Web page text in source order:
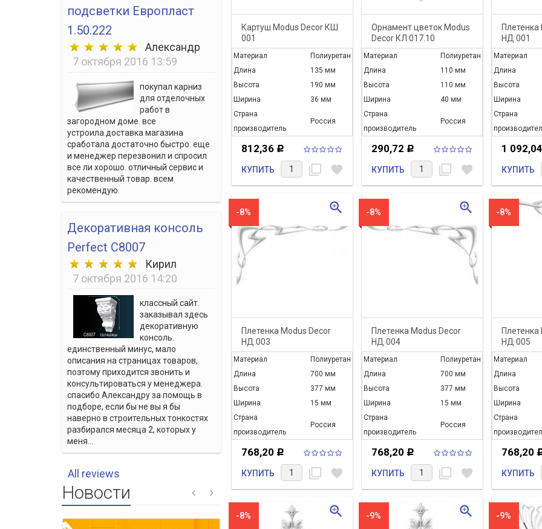
подсветки Европласт
1.50.222
Александр
7 октября 2016 13:59
покупал карниз
для отделочных
работ в
загородном доме. все
устроила.доставка магазина
сработала достаточно быстро. еще
и менеджер перезвонил и спросил
все ли хорошо. отличный сервис и
качественный товар. всем
рекомендую.
Декоративная консоль
Perfect C8007
Кирил
7 октября 2016 14:20
классный сайт.
заказывал здесь
декоративную
консоль.
единственный минус, мало
описания на страницах товаров,
поэтому приходится звонить и
консультироваться у менеджера.
спасибо Александру за помощь в
подборе, если бы не вы я бы
наверно в строительных тонкостях
разбирался месяца 2, которых у
меня...
All reviews
Новости
Картуш Modus Decor КШ
001
Материал
Полиуретан
Длина
135 мм
Высота
190 мм
Ширина
36 мм
Страна
производитель
Россия
812,36 Р
КУПИТЬ filter_none favorite
Орнамент цветок Modus
Decor КЛ 017.10
Материал
Полиуретан
Длина
110 мм
Высота
110 мм
Ширина
40 мм
Страна
производитель
Россия
290,72 Р
КУПИТЬ filter_none favorite
Плетенка
НД 001
Материал
Длина
Высота
Ширина
Страна
1 092,04
КУПИТЬ
-8%
Плетенка Modus Decor
НД 003
Материал
Полиуретан
Длина
700 мм
Высота
377 мм
Ширина
15 мм
Страна
производитель
Россия
768,20 Р
КУПИТЬ filter_none favorite
zoom_in -8%
Плетенка Modus Decor
НД 004
Материал
Полиуретан
Длина
700 мм
Высота
377 мм
Ширина
15 мм
Страна
производитель
Россия
768,20 Р
КУПИТЬ filter_none favorite
zoom_in -8%
Плетенка
НД 005
Материал
Длина
Высота
Ширина
Страна
768,20
КУПИТЬ
-8% zoom_in -9% zoom_in -9%